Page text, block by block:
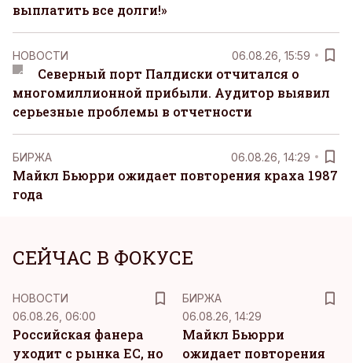
выплатить все долги!»
НОВОСТИ 06.08.26, 15:59
Северный порт Палдиски отчитался о
многомиллионной прибыли. Аудитор выявил
серьезные проблемы в отчетности
БИРЖА 06.08.26, 14:29
Майкл Бьюрри ожидает повторения краха 1987
года
СЕЙЧАС В ФОКУСЕ
НОВОСТИ
06.08.26, 06:00
Российская фанера
уходит с рынка ЕС, но
БИРЖА
06.08.26, 14:29
Майкл Бьюрри
ожидает повторения